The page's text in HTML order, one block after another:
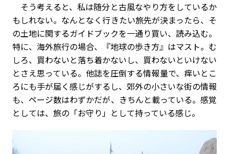
そう考えると、私は随分と古風なやり方をしているか
もしれない。なんとなく行きたい旅先が決まったら、そ
の土地に関するガイドブックを一通り買い、読み込む。
特に、海外旅行の場合、『地球の歩き方』はマスト。む
しろ、買わないと落ち着かないし、買わないといけない
とさえ思っている。他誌を圧倒する情報量で、痒いとこ
ろにも手が届く感じがするし、郊外の小さいな街の情報
も、ページ数はわずかだが、きちんと載っている。感覚
としては、旅の「お守り」として持っている感じ。